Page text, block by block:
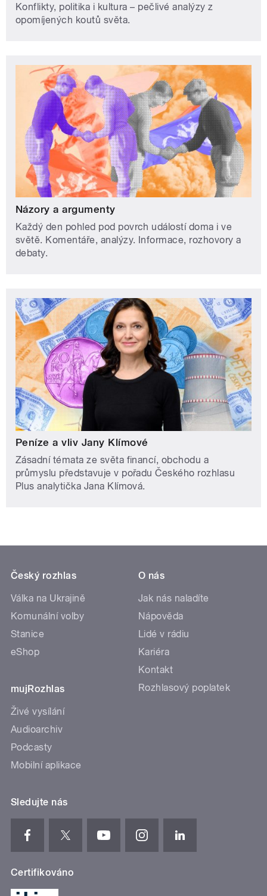
Konflikty, politika i kultura – pečlivé analýzy z
opomíjených koutů světa.
Názory a argumenty
Každý den pohled pod povrch událostí doma i ve
světě. Komentáře, analýzy. Informace, rozhovory a
debaty.
Peníze a vliv Jany Klímové
Zásadní témata ze světa financí, obchodu a
průmyslu představuje v pořadu Českého rozhlasu
Plus analytička Jana Klímová.
Český rozhlas
Válka na Ukrajině
Komunální volby
Stanice
eShop
mujRozhlas
Živé vysílání
Audioarchiv
Podcasty
Mobilní aplikace
O nás
Jak nás naladíte
Nápověda
Lidé v rádiu
Kariéra
Kontakt
Rozhlasový poplatek
Sledujte nás
Certifikováno